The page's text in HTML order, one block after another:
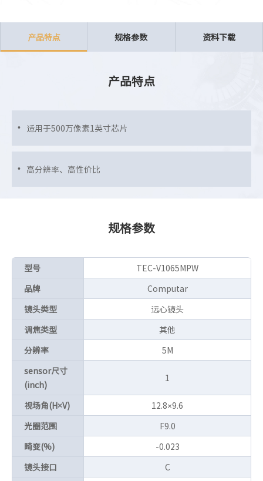
产品特点 规格参数 资料下载
产品特点
适用于500万像素1英寸芯片
高分辨率、高性价比
规格参数
型号
TEC-V1065MPW
品牌
Computar
镜头类型
远心镜头
调焦类型
其他
分辨率
5M
sensor尺寸
(inch)
1
视场角(H×V)
12.8×9.6
光圈范围
F9.0
畸变(%)
-0.023
镜头接口
C